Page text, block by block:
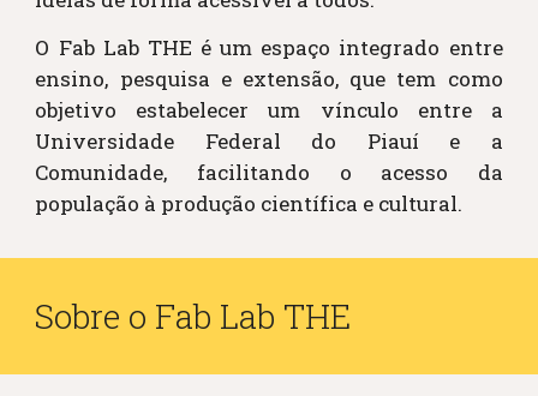
O Fab Lab THE é um espaço integrado entre
ensino, pesquisa e extensão, que tem como
objetivo estabelecer um vínculo entre a
Universidade Federal do Piauí e a
Comunidade, facilitando o acesso da
população à produção científica e cultural.
Sobre o Fab Lab THE